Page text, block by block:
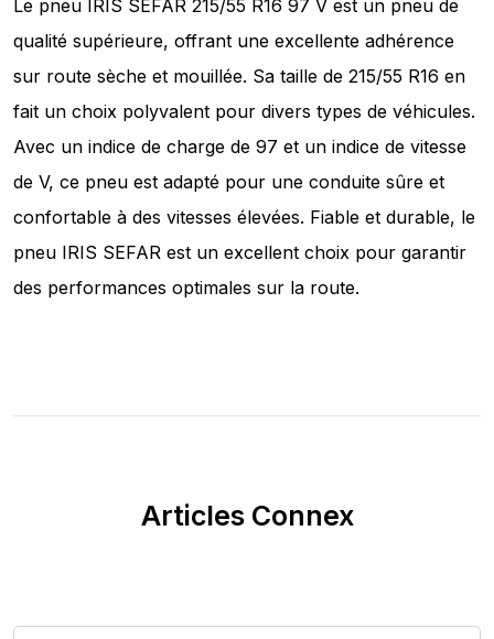
Le pneu IRIS SEFAR 215/55 R16 97 V est un pneu de
qualité supérieure, offrant une excellente adhérence
sur route sèche et mouillée. Sa taille de 215/55 R16 en
fait un choix polyvalent pour divers types de véhicules.
Avec un indice de charge de 97 et un indice de vitesse
de V, ce pneu est adapté pour une conduite sûre et
confortable à des vitesses élevées. Fiable et durable, le
pneu IRIS SEFAR est un excellent choix pour garantir
des performances optimales sur la route.
Articles Connex